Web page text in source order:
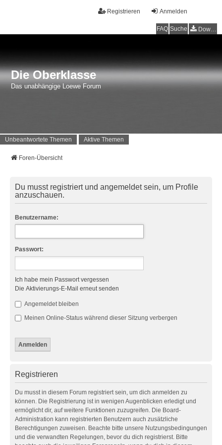
Anmelden
Registrieren
FAQ Suche Downloads
Die Oberklasse
Das unabhängige Loewe Forum
Unbeantwortete Themen Aktive Themen
Foren-Übersicht
Du musst registriert und angemeldet sein, um Profile
anzuschauen.
Benutzername:
Passwort:
Ich habe mein Passwort vergessen
Die Aktivierungs-E-Mail erneut senden
Angemeldet bleiben
Meinen Online-Status während dieser Sitzung verbergen
Registrieren
Du musst in diesem Forum registriert sein, um dich anmelden zu
können. Die Registrierung ist in wenigen Augenblicken erledigt und
ermöglicht dir, auf weitere Funktionen zuzugreifen. Die Board-
Administration kann registrierten Benutzern auch zusätzliche
Berechtigungen zuweisen. Beachte bitte unsere Nutzungsbedingungen
und die verwandten Regelungen, bevor du dich registrierst. Bitte